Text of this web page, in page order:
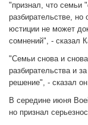
"признал, что семьи
разбирательстве, но
юстиции не может
сомнений", - сказал
"Семьи снова и
разбирательства и
решение", - сказал
В середине июня
но признал